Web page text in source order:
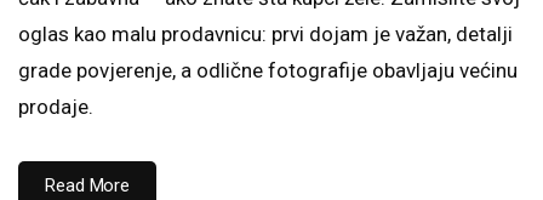
oglas kao malu prodavnicu: prvi dojam je važan, detalji
grade povjerenje, a odlične fotografije obavljaju većinu
prodaje.
Read More